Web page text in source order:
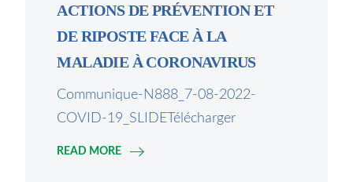
ACTIONS DE PRÉVENTION ET
DE RIPOSTE FACE À LA
MALADIE À CORONAVIRUS
Communique-N888_7-08-2022-
COVID-19_SLIDETélécharger
READ MORE